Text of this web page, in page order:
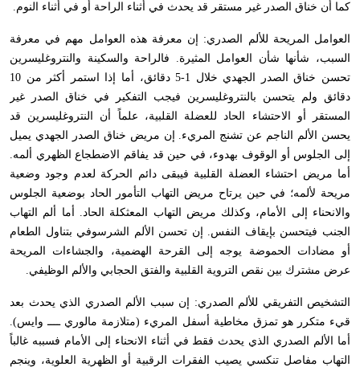
كما أن خناق الصدر غير مستقر قد يحدث في أثناء الراحة أو في أثناء النوم.
العوامل المريحة للألم الصدري: إن معرفة هذه العوامل مهم في معرفة
السبب، شأنها شأن العوامل المثيرة. فالراحة والسكينة والنتروغليسرين
تحسن خناق الصدر الجهدي خلال 1-5 دقائق، أما إذا استمر أكثر من 10
دقائق ولم يتحسن بالنتروغليسرين فيجب التفكير في خناق الصدر غير
المستقر أو الاحتشاء الحاد للعضلة القلبية، علماً أن النتروغليسرين قد
يحسن الألم الناجم عن تشنج المريء. إن مريض خناق الصدر الجهدي يميل
إلى الجلوس أو الوقوف بهدوء، في حين قد يفاقم الاضطجاع الظهري ألمه.
أما مريض احتشاء العضلة القلبية فيبقى دائم الحركة لعدم وجود وضعية
مريحة لألمه؛ في حين يرتاح مريض التهاب التأمور الحاد بوضعية الجلوس
والانحناء إلى الأمام، وكذلك مريض التهاب المعثكلة الحاد. أما ألم التهاب
الجنب فيتحسن بإيقاف النفس. إن تحسن الألم الشرسوفي بتناول الطعام
أو مضادات الحموضة يوجه إلى القرحة الهضمية، والجشاءات المريحة
عرض مشترك بين نقص التروية القلبية والفتق الحجابي والألم الوظيفي.
التشخيص التفريقي للألم الصدري: إن سبب الألم الصدري الذي يحدث بعد
قيء متكرر هو تمزق مخاطية أسفل المريء (متلازمة مالوري ــــ وايس).
أما الألم الصدري الذي يحدث فقط في أثناء الانحناء إلى الأمام فسببه غالباً
التهاب مفاصل تنكسي يصيب الفقرات الرقبية أو الظهرية العلوية، وينجم